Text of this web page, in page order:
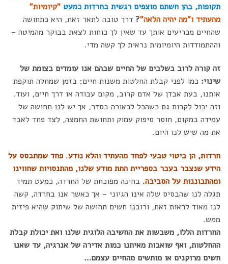
תקופות, בהן חשתם מוצפים רגשית בחרדות כמעט "קיומיות"
מהעתיד ו"מה יהיה הלאה"? דרך טובה לתאר זאת, היא כתחושה
שהחיים מכריעים אותך עד שאין לך כוחות לצאת בבוקר מהמיטה –
וההתמודדות היומיומית נראית לך קשה מדי.
זה קורה לרוב בשלבים של החיים שבהם אנו עומדים בצומת של
שינוי: כמו לפני קבלת החלטות משנות חיים; בזמן שמחלה תוקפת
אותנו, בעת אבדן של אדם קרוב, מקום עבודה או דרך חיים, ועוד.
וזה יכול לקרות גם כשהכל לכאורה בסדר, אך יש לנו תחושה של
עמידה במקום, חוסר סיפוק עמוק ותחושת החמצה, לצד פחד לאבד
את מה שיש לנו היום.
חרדות, הן ביטוי טבעי לפחד מהעתיד והלא נודע. פחד שמתבסס על
הידע שנצבר בעבר בספריית התת מודע שלנו, מהתנסויות שחווינו
ומהתבוננות על הסביבה. בחינה מפוכחת של החרדה, כמעט תמיד
תגלה לנו שהבסיס שלה אינו הגיוני – אך כאשר אנו בחרדה, קשה
לנו מאוד לראות זאת, ורובנו חשים תחושה של שיתוק שהיא פיזית
ממש.
החרדות הללו, משבשות את החשיבה הלוגית שלנו ואת יכולת קבלת
ההחלטות, ואף שואבות מאיתנו כמות אדירה של אנרגיה, עד שאנו
חשים מרוקנים או מותשים מהחיים עצמם…